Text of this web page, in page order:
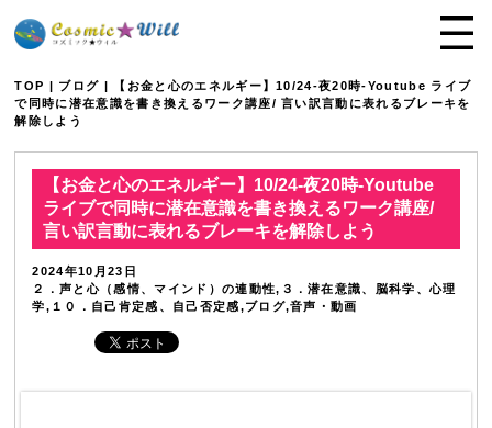
TOP | ブログ | 【お金と心のエネルギー】10/24-夜20時-Youtube ライブ
で同時に潜在意識を書き換えるワーク講座/ 言い訳言動に表れるブレーキを
解除しよう
【お金と心のエネルギー】10/24-夜20時-Youtube
ライブで同時に潜在意識を書き換えるワーク講座/
言い訳言動に表れるブレーキを解除しよう
2024年10月23日
２．声と心（感情、マインド）の連動性,３．潜在意識、脳科学、心理
学,１０．自己肯定感、自己否定感,ブログ,音声・動画